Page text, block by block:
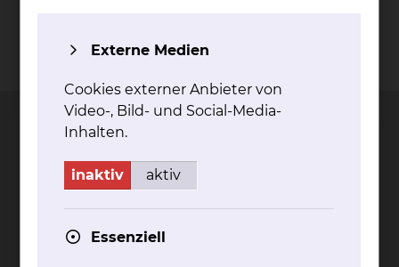
Kontakt Impressum
Städtisches Klinikum
Braunschweig gGmbH
Freisestr. 9/10
Externe Medien
Cookies externer Anbieter von
Video-, Bild- und Social-Media-
Inhalten.
inaktiv aktiv
Essenziell